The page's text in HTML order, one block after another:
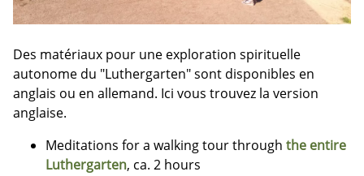
Des matériaux pour une exploration spirituelle
autonome du "Luthergarten" sont disponibles en
anglais ou en allemand. Ici vous trouvez la version
anglaise.
Meditations for a walking tour through the entire
Luthergarten, ca. 2 hours